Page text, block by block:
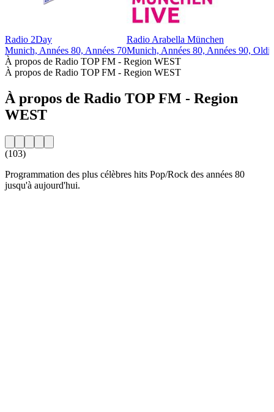
Radio 2Day
Munich, Années 80, Années 70
Radio Arabella München
Munich, Années 80, Années 90,
À propos de Radio TOP FM - Region WEST
À propos de Radio TOP FM - Region WEST
À propos de Radio TOP FM - Region
WEST
(103)
Programmation des plus célèbres hits Pop/Rock des années 80
jusqu'à aujourd'hui.